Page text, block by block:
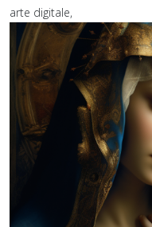
arte digitale,